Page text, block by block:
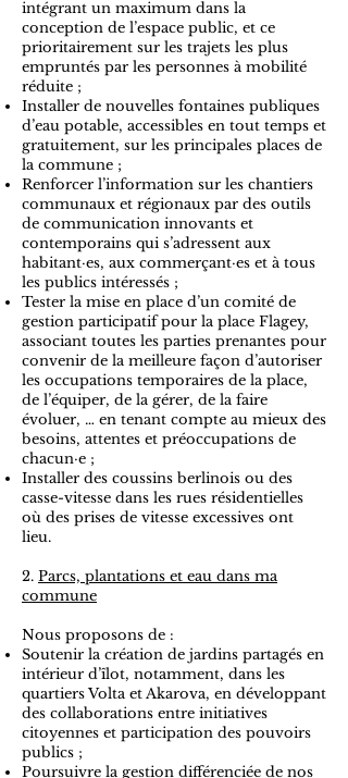
intégrant un maximum dans la
conception de l’espace public, et ce
prioritairement sur les trajets les plus
empruntés par les personnes à mobilité
réduite ;
Installer de nouvelles fontaines publiques
d’eau potable, accessibles en tout temps et
gratuitement, sur les principales places de
la commune ;
Renforcer l’information sur les chantiers
communaux et régionaux par des outils
de communication innovants et
contemporains qui s’adressent aux
habitant·es, aux commerçant·es et à tous
les publics intéressés ;
Tester la mise en place d’un comité de
gestion participatif pour la place Flagey,
associant toutes les parties prenantes pour
convenir de la meilleure façon d’autoriser
les occupations temporaires de la place,
de l’équiper, de la gérer, de la faire
évoluer, … en tenant compte au mieux des
besoins, attentes et préoccupations de
chacun·e ;
Installer des coussins berlinois ou des
casse-vitesse dans les rues résidentielles
où des prises de vitesse excessives ont
lieu.
2. Parcs, plantations et eau dans ma
commune
Nous proposons de :
Soutenir la création de jardins partagés en
intérieur d’îlot, notamment, dans les
quartiers Volta et Akarova, en développant
des collaborations entre initiatives
citoyennes et participation des pouvoirs
publics ;
Poursuivre la gestion différenciée de nos